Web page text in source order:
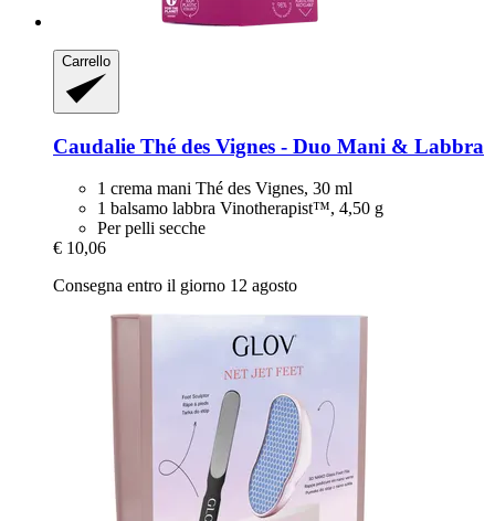
Carrello
Caudalie Thé des Vignes -​ Duo Mani & Labbra
1 crema mani Thé des Vignes, 30 ml
1 balsamo labbra Vinotherapist™, 4,50 g
Per pelli secche
€ 10,06
Consegna entro il giorno 12 agosto